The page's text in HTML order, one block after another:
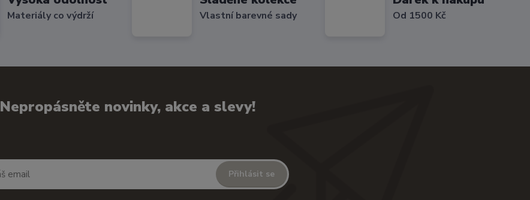
Materiály co výdrží Vlastní barevné sady Od 1500 Kč
Nepropásněte novinky, akce a slevy!
Přihlásit se